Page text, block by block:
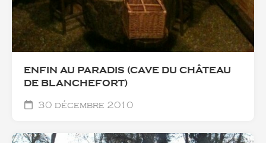
ENFIN AU PARADIS (CAVE DU CHÂTEAU
DE BLANCHEFORT)
30 décembre 2010